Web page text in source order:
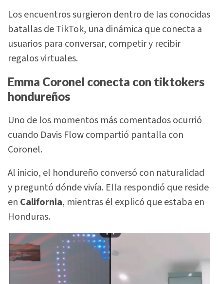
Los encuentros surgieron dentro de las conocidas
batallas de TikTok, una dinámica que conecta a
usuarios para conversar, competir y recibir
regalos virtuales.
Emma Coronel conecta con tiktokers
hondureños
Uno de los momentos más comentados ocurrió
cuando Davis Flow compartió pantalla con
Coronel.
Al inicio, el hondureño conversó con naturalidad
y preguntó dónde vivía. Ella respondió que reside
en California, mientras él explicó que estaba en
Honduras.